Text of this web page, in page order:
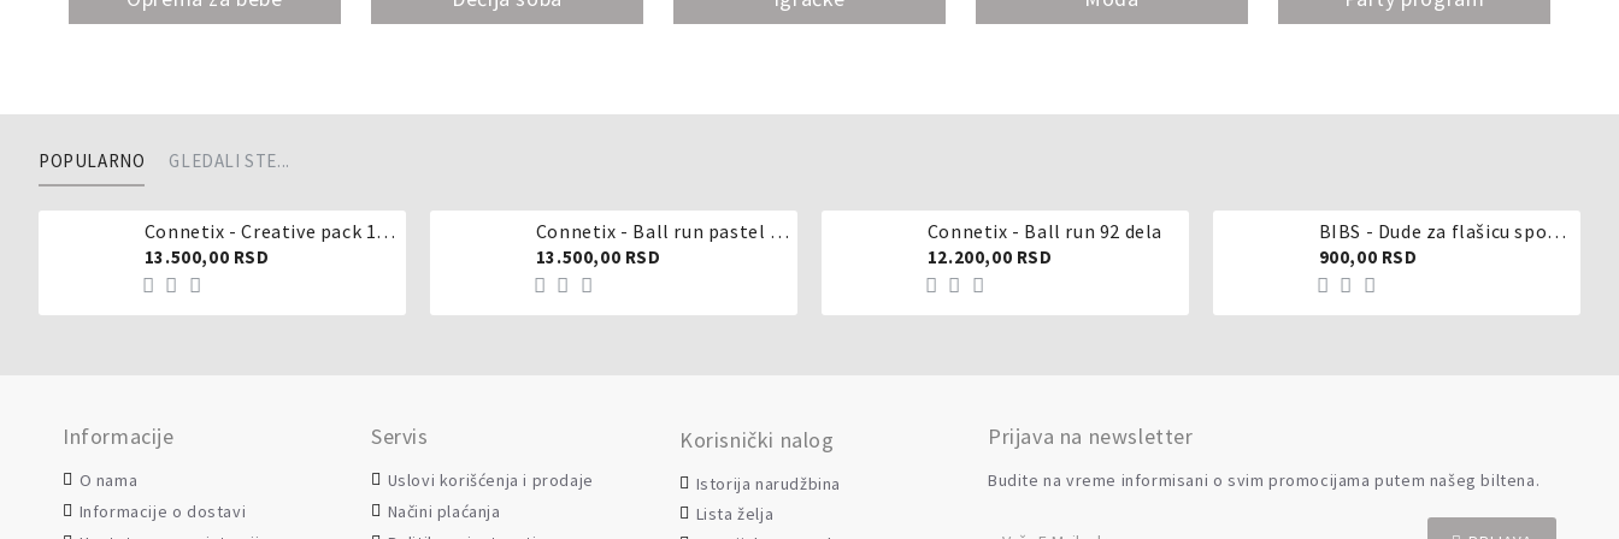
POPULARNO GLEDALI STE...
Connetix - Creative pack 102 dela
13.500,00 RSD
Connetix - Ball run pastel 106 delova
13.500,00 RSD
Connetix - Ball run 92 dela
12.200,00 RSD
BIBS - Dude za flašicu sporijeg, srednjeg ili brzog protoka - silikon
900,00 RSD
Informacije
O nama
Informacije o dostavi
Servis
Uslovi korišćenja i prodaje
Načini plaćanja
Korisnički nalog
Istorija narudžbina
Lista želja
Prijava na newsletter
Budite na vreme informisani o svim promocijama putem našeg biltena.